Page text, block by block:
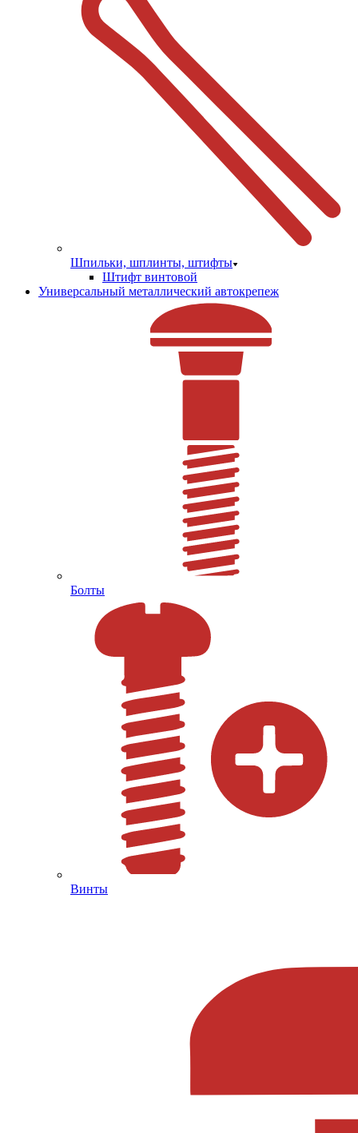
Шпильки, шплинты, штифты
Штифт винтовой
Универсальный металлический автокрепеж
Болты
Винты